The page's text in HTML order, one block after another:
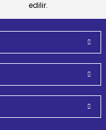
edilir.